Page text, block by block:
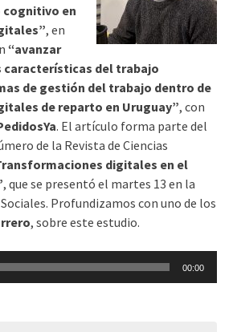
cognitivo en
, en
“avanzar
características del trabajo
de gestión del trabajo dentro de
de reparto en Uruguay”, con
. El artículo forma parte del
de la Revista de Ciencias
digitales en el
, que se presentó el martes 13 en la
Profundizamos con uno de los
, sobre este estudio.
00:00